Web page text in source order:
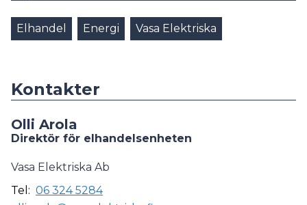
Elhandel Energi Vasa Elektriska
Kontakter
Olli Arola
Direktör för elhandelsenheten
Vasa Elektriska Ab
Tel: 06 324 5284